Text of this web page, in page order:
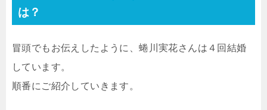
は？
冒頭でもお伝えしたように、蜷川実花さんは４回結婚
しています。
順番にご紹介していきます。